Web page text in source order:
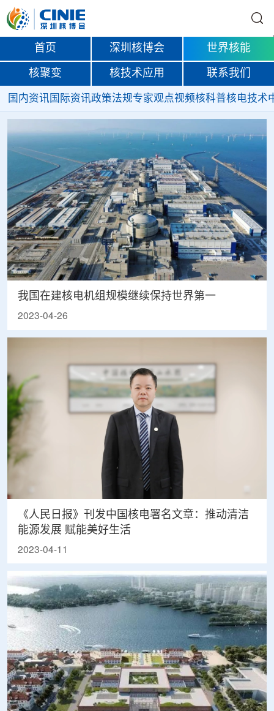
首页 深圳核博会 世界核能
核聚变 核技术应用 联系我们
国内资讯 国际资讯政策法规专家观点视频核科普核电技术
我国在建核电机组规模继续保持世界第一
2023-04-26
《人民日报》刊发中国核电署名文章：推动清洁
能源发展 赋能美好生活
2023-04-11